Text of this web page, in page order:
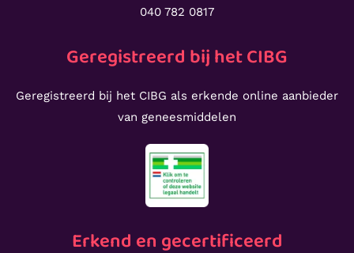
040 782 0817
Geregistreerd bij het CIBG
Geregistreerd bij het CIBG als erkende online aanbieder
van geneesmiddelen
Erkend en gecertificeerd